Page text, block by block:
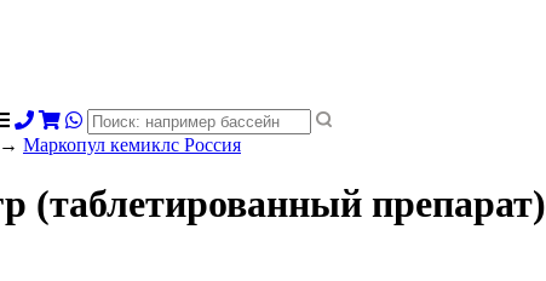
→ Маркопул кемиклс Россия
(таблетированный препарат)